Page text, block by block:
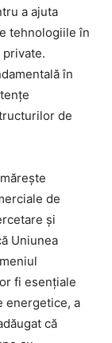
a ajuta
tehnologiile în
private.
în
de
de
și
Uniunea
fi esențiale
energetice, a
că